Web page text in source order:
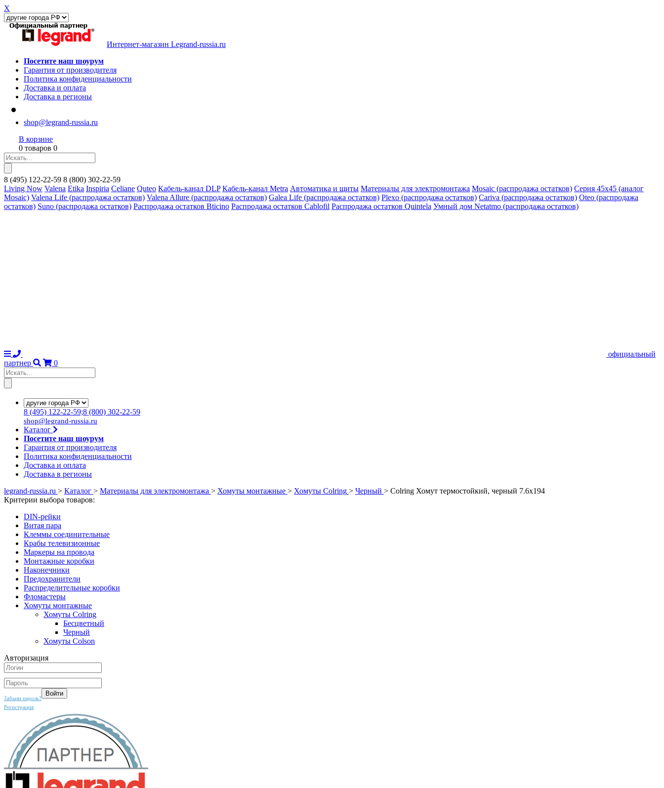
X
Интернет-магазин Legrand-russia.ru
Посетите наш шоурум
Гарантия от производителя
Политика конфиденциальности
Доставка и оплата
Доставка в регионы
shop@legrand-russia.ru
В корзине
0 товаров 0
8 (495) 122-22-59 8 (800) 302-22-59
Living Now Valena Etika Inspiria Celiane Quteo Кабель-канал DLP Кабель-канал Metra Автоматика и щиты Материалы для электромонтажа Mosaic (распродажа остатков) Серия 45х45 (аналог
Mosaic) Valena Life (распродажа остатков) Valena Allure (распродажа остатков) Galea Life (распродажа остатков) Plexo (распродажа остатков) Cariva (распродажа остатков) Oteo (распродажа
остатков) Suno (распродажа остатков) Распродажа остатков Bticino Распродажа остатков Cablofil Распродажа остатков Quintela Умный дом Netatmo (распродажа остатков)
официальный
партнер
0
8 (495) 122-22-59;8 (800) 302-22-59
shop@legrand-russia.ru
Каталог
Посетите наш шоурум
Гарантия от производителя
Политика конфиденциальности
Доставка и оплата
Доставка в регионы
legrand-russia.ru > Каталог > Материалы для электромонтажа > Хомуты монтажные > Хомуты Colring > Черный > Colring Хомут термостойкий, черный 7.6х194
Критерии выбора товаров:
DIN-рейки
Витая пара
Клеммы соединительные
Крабы телевизионные
Маркеры на провода
Монтажные коробки
Наконечники
Предохранители
Распределительные коробки
Фломастеры
Хомуты монтажные
Хомуты Colring
Бесцветный
Черный
Хомуты Colson
Авторизация
Забыли пароль?
Регистрация